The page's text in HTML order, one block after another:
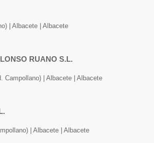
| Albacete | Albacete
RUANO S.L.
Campollano) | Albacete | Albacete
| Albacete | Albacete